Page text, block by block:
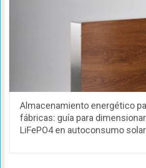
Almacenamiento energético
fábricas: guía para
LiFePO4 en autoconsumo solar